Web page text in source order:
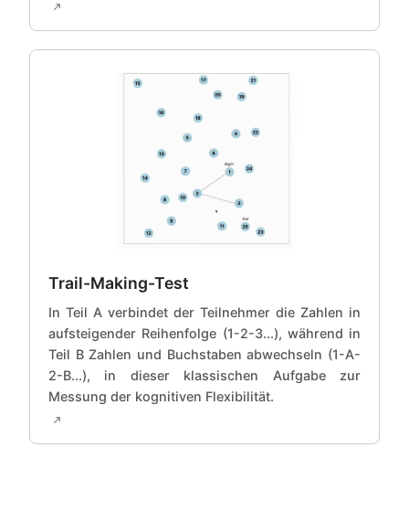
Trail-Making-Test
In Teil A verbindet der Teilnehmer die Zahlen in
aufsteigender Reihenfolge (1-2-3...), während in
Teil B Zahlen und Buchstaben abwechseln (1-A-
2-B...), in dieser klassischen Aufgabe zur
Messung der kognitiven Flexibilität.